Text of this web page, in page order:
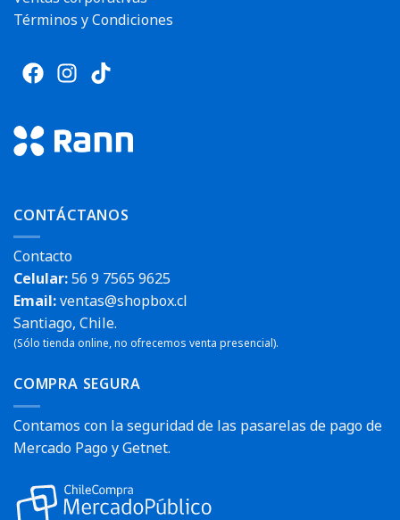
Términos y Condiciones
CONTÁCTANOS
Contacto
Celular:56 9 7565 9625
Email:ventas@shopbox.cl
Santiago, Chile.
(Sólo tienda online, no ofrecemos venta presencial).
COMPRA SEGURA
Contamos con la seguridad de las pasarelas de pago de
Mercado Pago y Getnet.